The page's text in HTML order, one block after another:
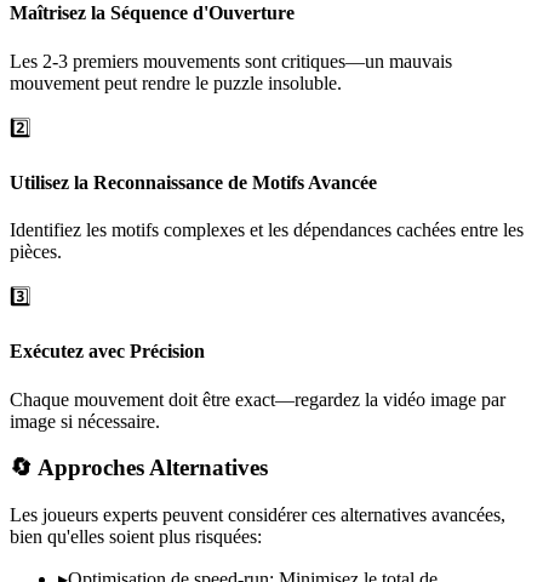
Maîtrisez la Séquence d'Ouverture
Les 2-3 premiers mouvements sont critiques—un mauvais
mouvement peut rendre le puzzle insoluble.
2️⃣
Utilisez la Reconnaissance de Motifs Avancée
Identifiez les motifs complexes et les dépendances cachées entre les
pièces.
3️⃣
Exécutez avec Précision
Chaque mouvement doit être exact—regardez la vidéo image par
image si nécessaire.
🔄 Approches Alternatives
Les joueurs experts peuvent considérer ces alternatives avancées,
bien qu'elles soient plus risquées: